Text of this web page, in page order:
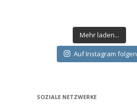
Mehr laden...
Auf Instagram folgen
SOZIALE NETZWERKE